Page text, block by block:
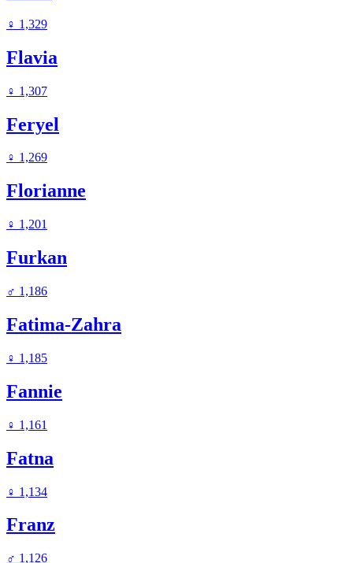
♀ 1,329
Flavia
♀ 1,307
Feryel
♀ 1,269
Florianne
♀ 1,201
Furkan
♂ 1,186
Fatima-Zahra
♀ 1,185
Fannie
♀ 1,161
Fatna
♀ 1,134
Franz
♂ 1,126